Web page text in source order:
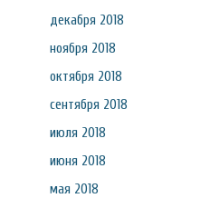
декабря 2018
ноября 2018
октября 2018
сентября 2018
июля 2018
июня 2018
мая 2018